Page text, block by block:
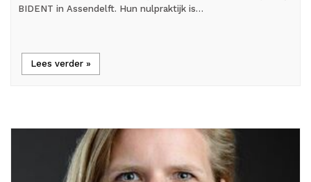
BIDENT in Assendelft. Hun nulpraktijk is…
Lees verder »